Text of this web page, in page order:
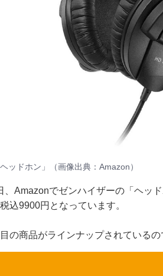
ッドホン」（画像出典：Amazon）
、Amazonでゼンハイザーの「ヘッ
込9900円となっています。
の商品がラインナップされている